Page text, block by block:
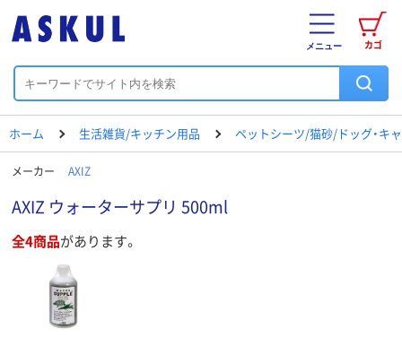
カゴ
メニュー
ホーム 生活雑貨/キッチン用品 ペットシーツ/猫砂/ドッグ・キ
メーカー AXIZ
AXIZ ウォーターサプリ 500ml
全4商品があります。